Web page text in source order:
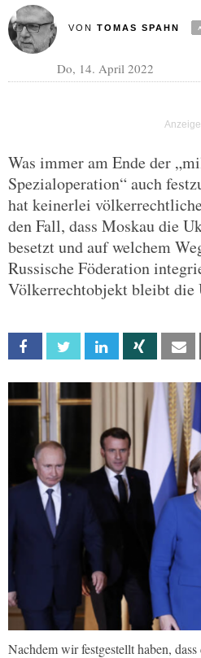
VON TOMAS SPAHN
Do, 14. April 2022
Was immer am Ende der
Spezialoperation“ auch
hat keinerlei
den Fall, dass Moskau die
besetzt und auf welchem
Russische Föderation
Völkerrechtobjekt bleibt die
Facebook Twitter Linkedin Xing
Nachdem wir festgestellt haben,